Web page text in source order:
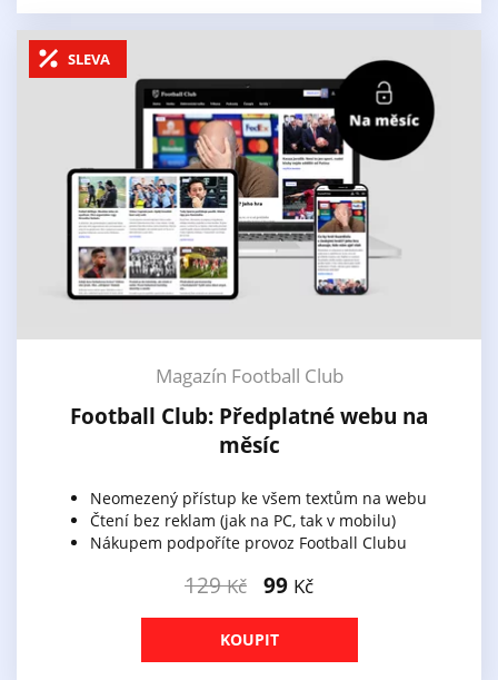
SLEVA
Magazín Football Club
Football Club: Předplatné webu na
měsíc
Neomezený přístup ke všem textům na webu
Čtení bez reklam (jak na PC, tak v mobilu)
Nákupem podpoříte provoz Football Clubu
129Kč 99 Kč
KOUPIT